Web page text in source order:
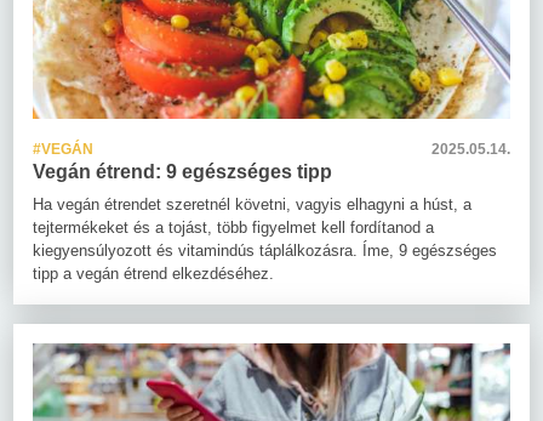
#VEGÁN 2025.05.14.
Vegán étrend: 9 egészséges tipp
Ha vegán étrendet szeretnél követni, vagyis elhagyni a húst, a
tejtermékeket és a tojást, több figyelmet kell fordítanod a
kiegyensúlyozott és vitamindús táplálkozásra. Íme, 9 egészséges
tipp a vegán étrend elkezdéséhez.